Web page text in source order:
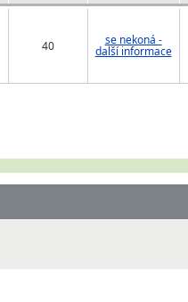
40 se nekoná -
další informace